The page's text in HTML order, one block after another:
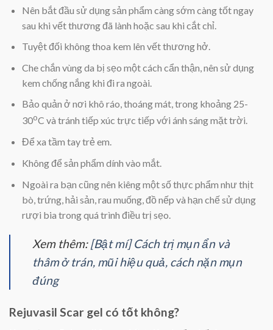
Nên bắt đầu sử dụng sản phẩm càng sớm càng tốt ngay
sau khi vết thương đã lành hoặc sau khi cắt chỉ.
Tuyệt đối không thoa kem lên vết thương hở.
Che chắn vùng da bị sẹo một cách cẩn thận, nên sử dụng
kem chống nắng khi đi ra ngoài.
Bảo quản ở nơi khô ráo, thoáng mát, trong khoảng 25-
30oC và tránh tiếp xúc trực tiếp với ánh sáng mặt trời.
Để xa tầm tay trẻ em.
Không để sản phẩm dính vào mắt.
Ngoài ra bạn cũng nên kiêng một số thực phẩm như thịt
bò, trứng, hải sản, rau muống, đồ nếp và hạn chế sử dụng
rượi bia trong quá trình điều trị sẹo.
Xem thêm:[Bật mí] Cách trị mụn ẩn và
thâm ở trán, mũi hiệu quả, cách nặn mụn
đúng
Rejuvasil Scar gel có tốt không?